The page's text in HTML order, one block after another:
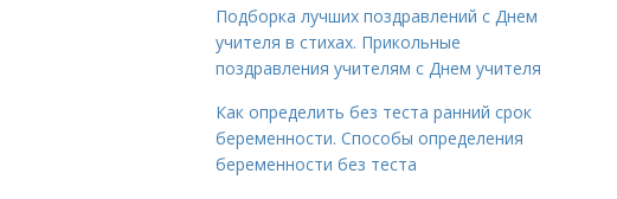
Подборка лучших поздравлений с Днем
учителя в стихах. Прикольные
поздравления учителям с Днем учителя
Как определить без теста ранний срок
беременности. Способы определения
беременности без теста